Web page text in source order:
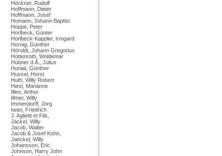
Höckner, Rudolf
Hoffmann, Dieter
Hoffmann, Josef
Homann, Johann Baptist
Hoppe, Peter
Horlbeck, Günter
Horlbeck-Kappler, Irmgard
Hornig, Günther
Höroldt, Johann Gregorius
Hottenroth, Woldemar
Hübner d.Ä., Julius
Huniat, Günther
Hussel, Horst
Huth, Willy Robert
Høst, Marianne
Illies, Arthur
Illmer, Willy
Immendorff, Jörg
Iwan, Friedrich
J. Aglietti et Fils,
Jäckel, Willy
Jacob, Walter
Jacob & Josef Kohn,
Jaeckel, Willy
Johansson, Eric
Johnson, Harry John